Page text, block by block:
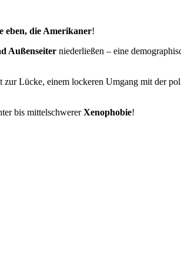
eben, die Amerikaner!
Außenseiter niederließen – eine
Lücke, einem lockeren Umgang mit der
bis mittelschwererXenophobie!